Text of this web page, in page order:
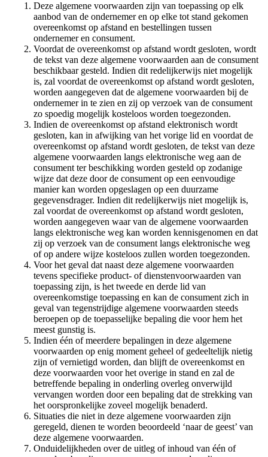
Deze algemene voorwaarden zijn van toepassing op elk
aanbod van de ondernemer en op elke tot stand gekomen
overeenkomst op afstand en bestellingen tussen
ondernemer en consument.
Voordat de overeenkomst op afstand wordt gesloten, wordt
de tekst van deze algemene voorwaarden aan de consument
beschikbaar gesteld. Indien dit redelijkerwijs niet mogelijk
is, zal voordat de overeenkomst op afstand wordt gesloten,
worden aangegeven dat de algemene voorwaarden bij de
ondernemer in te zien en zij op verzoek van de consument
zo spoedig mogelijk kosteloos worden toegezonden.
Indien de overeenkomst op afstand elektronisch wordt
gesloten, kan in afwijking van het vorige lid en voordat de
overeenkomst op afstand wordt gesloten, de tekst van deze
algemene voorwaarden langs elektronische weg aan de
consument ter beschikking worden gesteld op zodanige
wijze dat deze door de consument op een eenvoudige
manier kan worden opgeslagen op een duurzame
gegevensdrager. Indien dit redelijkerwijs niet mogelijk is,
zal voordat de overeenkomst op afstand wordt gesloten,
worden aangegeven waar van de algemene voorwaarden
langs elektronische weg kan worden kennisgenomen en dat
zij op verzoek van de consument langs elektronische weg
of op andere wijze kosteloos zullen worden toegezonden.
Voor het geval dat naast deze algemene voorwaarden
tevens specifieke product- of dienstenvoorwaarden van
toepassing zijn, is het tweede en derde lid van
overeenkomstige toepassing en kan de consument zich in
geval van tegenstrijdige algemene voorwaarden steeds
beroepen op de toepasselijke bepaling die voor hem het
meest gunstig is.
Indien één of meerdere bepalingen in deze algemene
voorwaarden op enig moment geheel of gedeeltelijk nietig
zijn of vernietigd worden, dan blijft de overeenkomst en
deze voorwaarden voor het overige in stand en zal de
betreffende bepaling in onderling overleg onverwijld
vervangen worden door een bepaling dat de strekking van
het oorspronkelijke zoveel mogelijk benaderd.
Situaties die niet in deze algemene voorwaarden zijn
geregeld, dienen te worden beoordeeld ‘naar de geest’ van
deze algemene voorwaarden.
Onduidelijkheden over de uitleg of inhoud van één of